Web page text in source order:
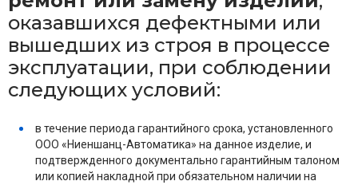
оказавшихся дефектными или
вышедших из строя в процессе
эксплуатации, при соблюдении
следующих условий:
в течение периода гарантийного срока, установленного
ООО «Ниеншанц-Автоматика» на данное изделие, и
подтвержденного документально гарантийным талоном
или копией накладной при обязательном наличии на